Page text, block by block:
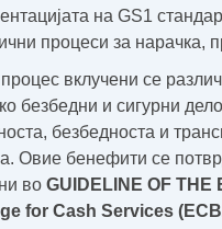
на GS1
процеси за нарачка,
процес вклучени се
безбедни и сигурни
безбедноста и
Овие бенефити се
во GUIDELINE OF
for Cash Services